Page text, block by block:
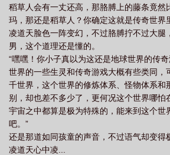
稻草人会有一丈还高，那胳膊上的藤条竟然
玛，那还是稻草人？你确定这就是传奇世界
凌道天脸色一阵变幻，不过胳膊拧不过大腿
男，这个道理还是懂的。
“嘿嘿！你小子真以为这还是地球世界的传
世界的一些生灵和传奇游戏大概有些类同，
千世界，这个世界的修炼体系、怪物体系和
别，却也差不多少了，更何况这个世界哪怕
宇宙之中都算是极为特殊的，能来到这个世
吧。”
还是那道如同孩童的声音，不过语气却变得
凌道天心中凌...